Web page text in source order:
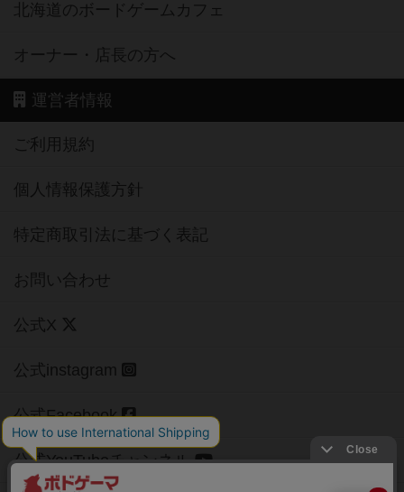
北海道のボードゲームカフェ
オーナー・店長の方へ
運営者情報
ご利用規約
個人情報保護方針
特定商取引法に基づく表記
お問い合わせ
公式X
公式instagram
公式Facebook
公式YouTubeチャンネル